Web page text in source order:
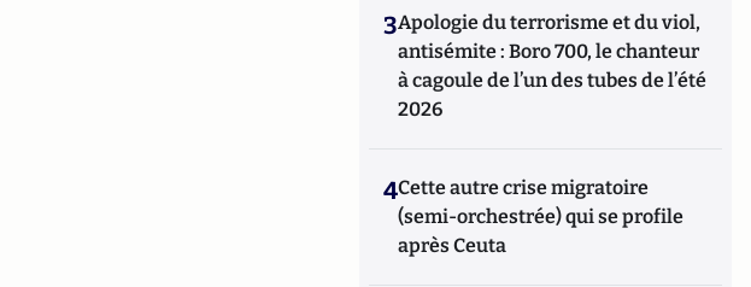
3Apologie du terrorisme et du viol,
antisémite : Boro 700, le chanteur
à cagoule de l’un des tubes de l’été
2026
4Cette autre crise migratoire
(semi-orchestrée) qui se profile
après Ceuta